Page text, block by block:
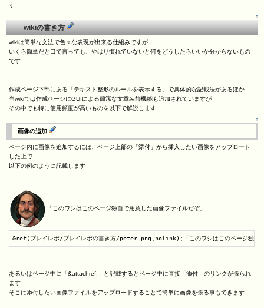
す
↑
wikiの書き方
wikiは簡単な文法で色々な表現が出来る仕組みですが
いくら簡単だと口で言っても、やはり慣れていないと何をどうしたらいいか分からないもの
です
作成ページ下部にある「テキスト整形のルールを表示する」で具体的な記載法があるほか
当wikiでは作成ページにGUIによる簡潔な文章装飾機能も追加されていますが
その中でも特に使用頻度が高いものを以下で解説します
↑
画像の追加
ページ内に画像を追加するには、ページ上部の「添付」から挿入したい画像をアップロード
した上で
以下の例のように記載します
「このワシはこのページ独自で用意した画像ファイルだぞ」
&ref(プレイレポ/プレイレポの書き方/peter.png,nolink);「このワシはこのページ独自で
あるいはページ中に「&attachref;」と記載するとページ中に直接「添付」のリンクが張られ
ます
そこに添付したい画像ファイルをアップロードすることで簡単に画像を張る事もできます